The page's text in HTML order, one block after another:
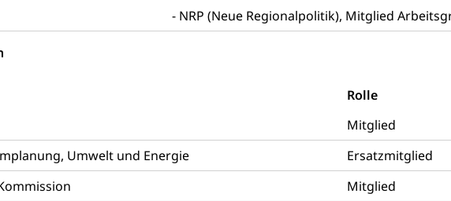
NRP (Neue Regionalpolitik), Mitglied
Rolle
Mitglied
Umwelt und Energie
Ersatzmitglied
Mitglied
und Gifte (Umweltberatung Luzern)
Stromversorgung, Energieverbrauch, Stromverbrauch, Energiequelle,
Zentralschweiz
Grundbuchamt, Grundeigentum, Grundstück